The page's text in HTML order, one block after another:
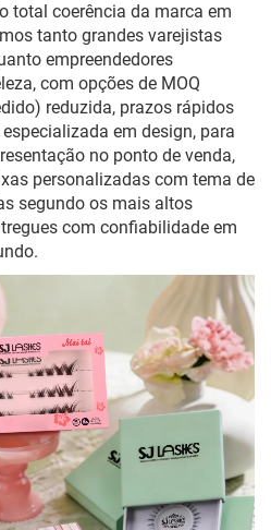
total coerência da marca em
tanto grandes varejistas
empreendedores
com opções de MOQ
reduzida, prazos rápidos
em design, para
no ponto de venda,
personalizadas com tema de
segundo os mais altos
com confiabilidade em